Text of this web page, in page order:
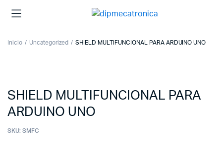
Inicio Uncategorized SHIELD MULTIFUNCIONAL PARA ARDUINO UNO
SHIELD MULTIFUNCIONAL PARA
ARDUINO UNO
SKU: SMFC